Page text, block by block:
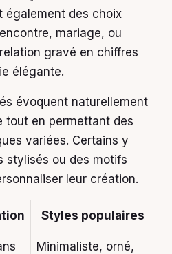
également des choix
mariage, ou
gravé en chiffres
élégante.
évoquent naturellement
tout en permettant des
variées. Certains y
stylisés ou des motifs
leur création.
Styles populaires
Minimaliste, orné,